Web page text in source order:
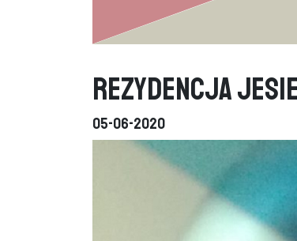
Rezydencja
05-06-2020